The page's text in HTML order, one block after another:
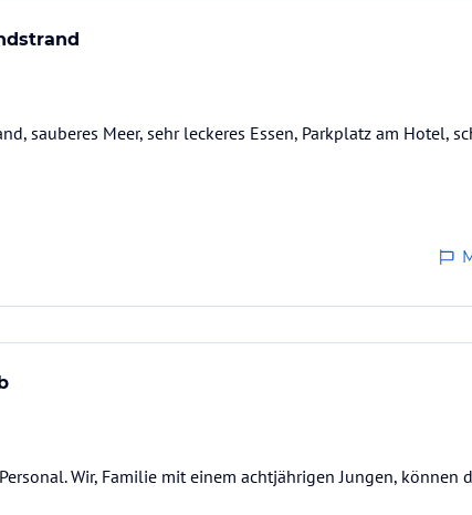
sauberes Meer, sehr leckeres Essen, Parkplatz am Hotel,
Wir, Familie mit einem achtjährigen Jungen, können